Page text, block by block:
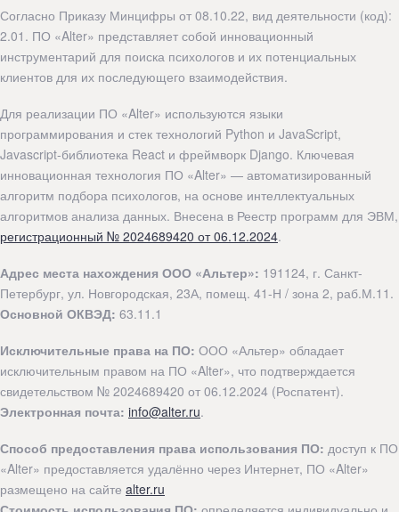
Согласно Приказу Минцифры от 08.10.22, вид деятельности (код):
2.01. ПО «Alter» представляет собой инновационный
инструментарий для поиска психологов и их потенциальных
клиентов для их последующего взаимодействия.
Для реализации ПО «Alter» используются языки
программирования и стек технологий Python и JavaScript,
Javascript-библиотека React и фреймворк Django. Ключевая
инновационная технология ПО «Alter» — автоматизированный
алгоритм подбора психологов, на основе интеллектуальных
алгоритмов анализа данных. Внесена в Реестр программ для ЭВМ,
регистрационный № 2024689420 от 06.12.2024.
Адрес места нахождения ООО «Альтер»: 191124, г. Санкт-
Петербург, ул. Новгородская, 23А, помещ. 41-Н / зона 2, раб.М.11.
Основной ОКВЭД: 63.11.1
Исключительные права на ПО: ООО «Альтер» обладает
исключительным правом на ПО «Alter», что подтверждается
свидетельством № 2024689420 от 06.12.2024 (Роспатент).
Электронная почта: info@alter.ru.
Способ предоставления права использования ПО: доступ к ПО
«Alter» предоставляется удалённо через Интернет, ПО «Alter»
размещено на сайте alter.ru